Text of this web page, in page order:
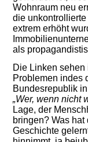
Wohnraum neu
die
extrem erhöht
als
Die Linken
Problemen indes
Bundesrepublik
„Wer, wenn nicht
Lage, der
bringen? Was
Geschichte